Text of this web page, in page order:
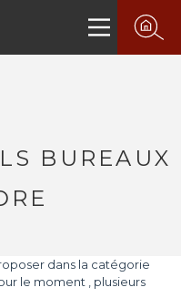
BUREAUX
dans la catégorie
le moment , plusieurs